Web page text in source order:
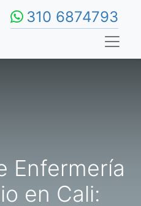
310 6874793
Enfermería
en Cali: